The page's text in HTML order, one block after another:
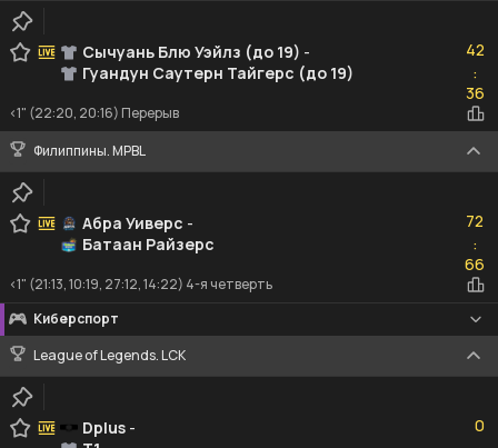
Сычуань Блю Уэйлз (до 19) -
Гуандун Саутерн Тайгерс (до 19)
42
:36
36
<1" (22:20, 20:16) Перерыв
Филиппины. MPBL
Абра Уиверс -
Батаан Райзерс
72
:66
66
<1" (21:13, 10:19, 27:12, 14:22) 4-я четверть
Киберспорт
League of Legends. LCK
Dplus -
0